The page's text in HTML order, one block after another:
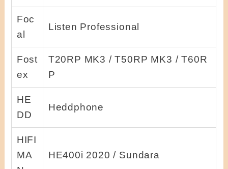
Foc
al
Listen Professional
Fost
ex
T20RP MK3 / T50RP MK3 / T60R
P
HE
DD
Heddphone
HIFI
MA
HE400i 2020 / Sundara